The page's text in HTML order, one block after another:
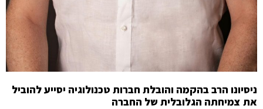
ניסיונו הרב בהקמה והובלת חברות טכנולוגיה יסייע להוביל
את צמיחתה הגלובלית של החברה